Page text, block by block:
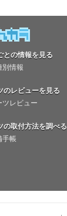
との情報を見る
別情報
のレビューを見る
ツレビュー
の取付方法を調べる
手帳